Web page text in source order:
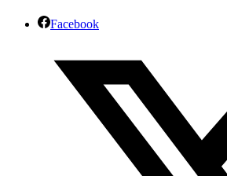
Facebook